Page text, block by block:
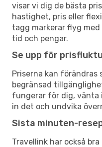
visar vi dig de bästa
hastighet, pris eller
tagg markerar flyg
tid och pengar.
Se upp för
Priserna kan förändras
begränsad
fungerar för dig, vänta
in det och undvika
Sista minuten-
Travellink har också